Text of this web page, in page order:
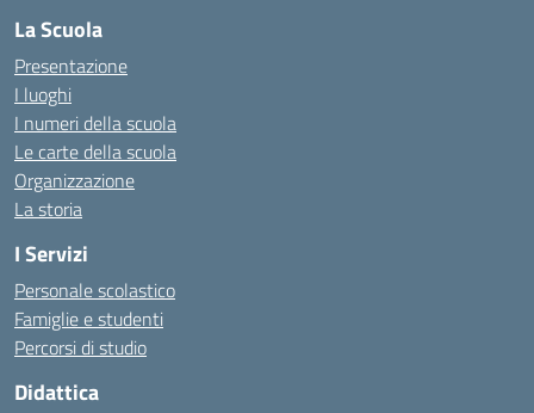
La Scuola
Presentazione
I luoghi
I numeri della scuola
Le carte della scuola
Organizzazione
La storia
I Servizi
Personale scolastico
Famiglie e studenti
Percorsi di studio
Didattica